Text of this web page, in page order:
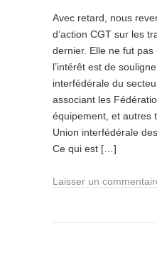
Avec retard, nous
d’action CGT sur les
dernier. Elle ne fut
l’intérêt est de
interfédérale du
associant les
équipement, et autres
Union interfédérale
Ce qui est […]
Laisser un